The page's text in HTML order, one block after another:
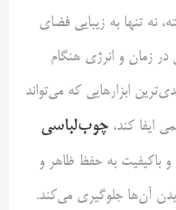
نه تنها به زیبایی فضای
در زمان و انرژی هنگام
ابزارهایی که می‌تواند
ایفا کند، چوب‌لباسی
و باکیفیت به حفظ ظاهر و
آن‌ها جلوگیری می‌کند.